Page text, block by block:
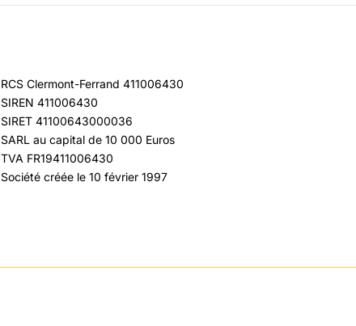
RCS Clermont-Ferrand 411006430
SIREN 411006430
SIRET 41100643000036
SARL au capital de 10 000 Euros
TVA FR19411006430
Société créée le 10 février 1997